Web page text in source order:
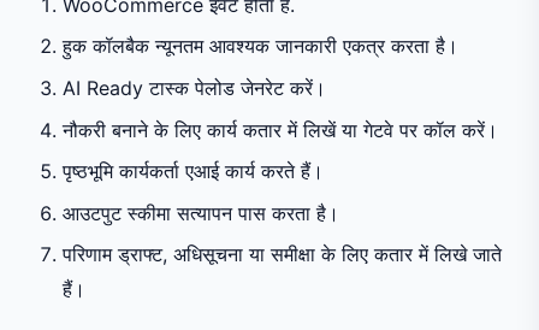
हुक कॉलबैक न्यूनतम आवश्यक जानकारी एकत्र करता है।
AI Ready टास्क पेलोड जेनरेट करें।
नौकरी बनाने के लिए कार्य कतार में लिखें या गेटवे पर कॉल करें।
पृष्ठभूमि कार्यकर्ता एआई कार्य करते हैं।
आउटपुट स्कीमा सत्यापन पास करता है।
परिणाम ड्राफ्ट, अधिसूचना या समीक्षा के लिए कतार में लिखे जाते
हैं।